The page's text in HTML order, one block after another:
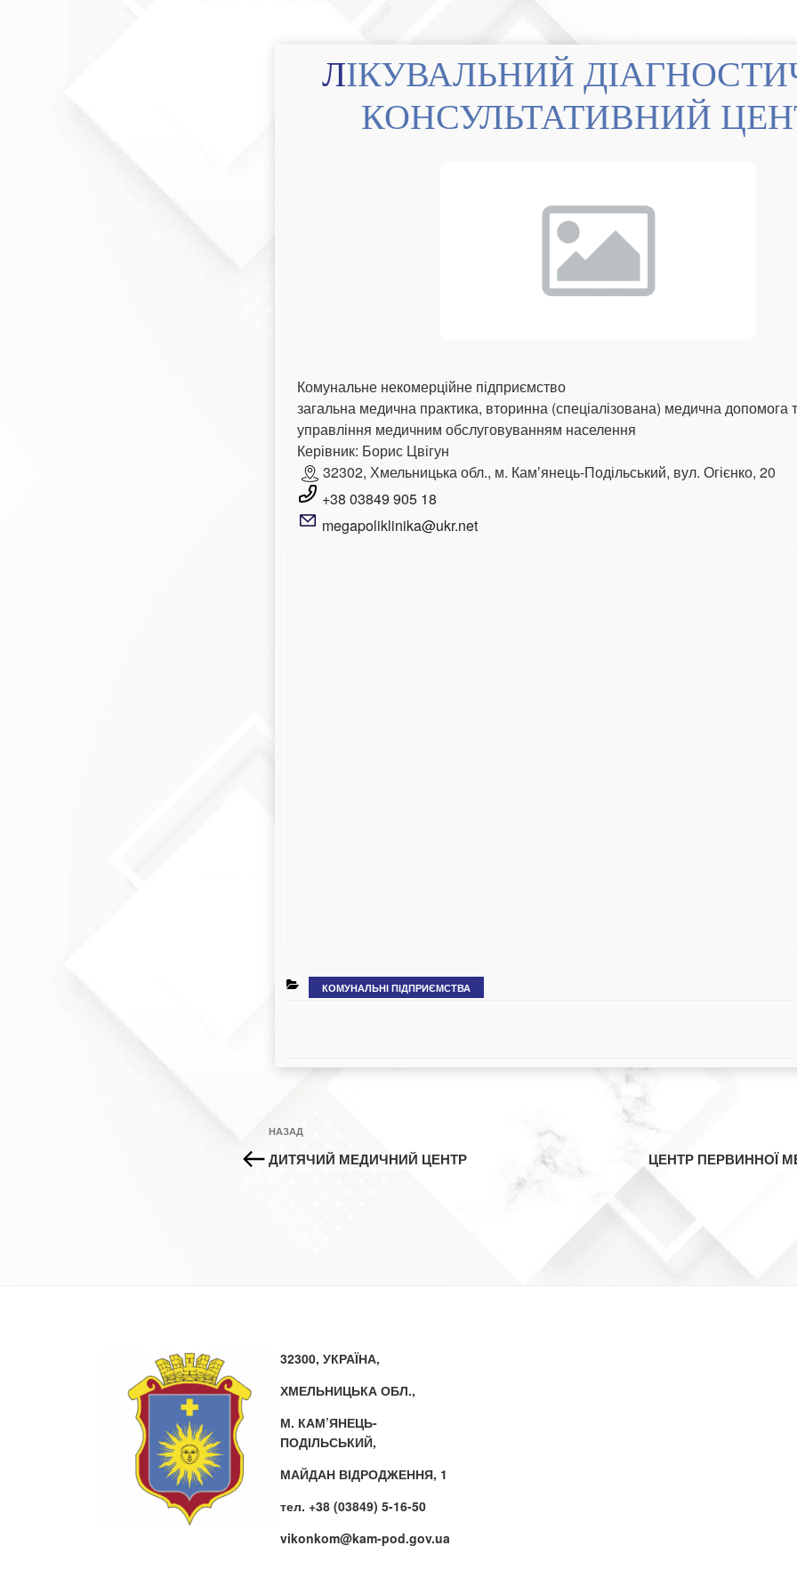
ЛІКУВАЛЬНИЙ ДІАГНОСТИЧНО-
КОНСУЛЬТАТИВНИЙ
Комунальне некомерційне підприємство
загальна медична практика, вторинна (спеціалізована) медична допомога
управління медичним обслуговуванням населення
Керівник: Борис Цвігун
32302, Хмельницька обл., м. Камʼянець-Подільський, вул. Огієнко, 20
+38 03849 905 18
megapoliklinika@ukr.net
КАТЕГОРІЇ
КОМУНАЛЬНІ ПІДПРИЄМСТВА
Навігація
записів
Попередній
запис:
НАЗАД
ДИТЯЧИЙ МЕДИЧНИЙ ЦЕНТР ЦЕНТР ПЕРВИННОЇ
32300, УКРАЇНА,
ХМЕЛЬНИЦЬКА ОБЛ.,
М. КАМ’ЯНЕЦЬ-
ПОДІЛЬСЬКИЙ,
МАЙДАН ВІДРОДЖЕННЯ, 1
тел. +38 (03849) 5-16-50
vikonkom@kam-pod.gov.ua